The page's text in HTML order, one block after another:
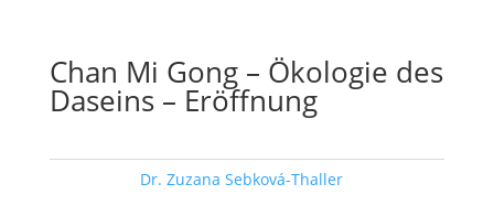
Chan Mi Gong – Ökologie des
Daseins – Eröffnung
Dr. Zuzana Sebková-Thaller